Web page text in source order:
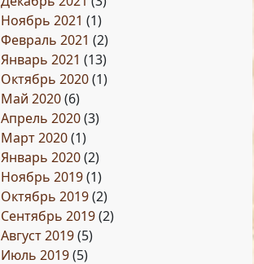
Ноябрь 2021 (1)
Февраль 2021 (2)
Январь 2021 (13)
Октябрь 2020(1)
Май 2020(6)
Апрель 2020(3)
Март 2020(1)
Январь 2020(2)
Ноябрь 2019(1)
Октябрь 2019(2)
Сентябрь 2019(2)
Август 2019(5)
Июль 2019(5)